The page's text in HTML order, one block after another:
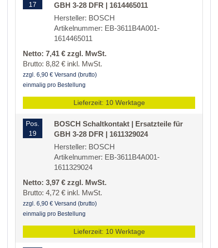
17
GBH 3-28 DFR | 1614465011
Hersteller: BOSCH
Artikelnummer: EB-3611B4A001-
1614465011
Netto: 7,41 € zzgl. MwSt.
Brutto: 8,82 € inkl. MwSt.
zzgl. 6,90 € Versand (brutto)
einmalig pro Bestellung
Lieferzeit: 10 Werktage
Pos.
19
BOSCH Schaltkontakt | Ersatzteile für
GBH 3-28 DFR | 1611329024
Hersteller: BOSCH
Artikelnummer: EB-3611B4A001-
1611329024
Netto: 3,97 € zzgl. MwSt.
Brutto: 4,72 € inkl. MwSt.
zzgl. 6,90 € Versand (brutto)
einmalig pro Bestellung
Lieferzeit: 10 Werktage